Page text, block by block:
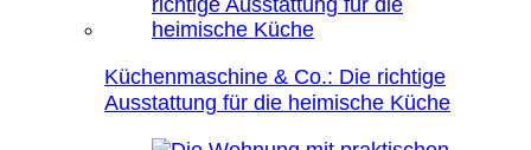
Küchenmaschine & Co.: Die richtige
Ausstattung für die heimische Küche